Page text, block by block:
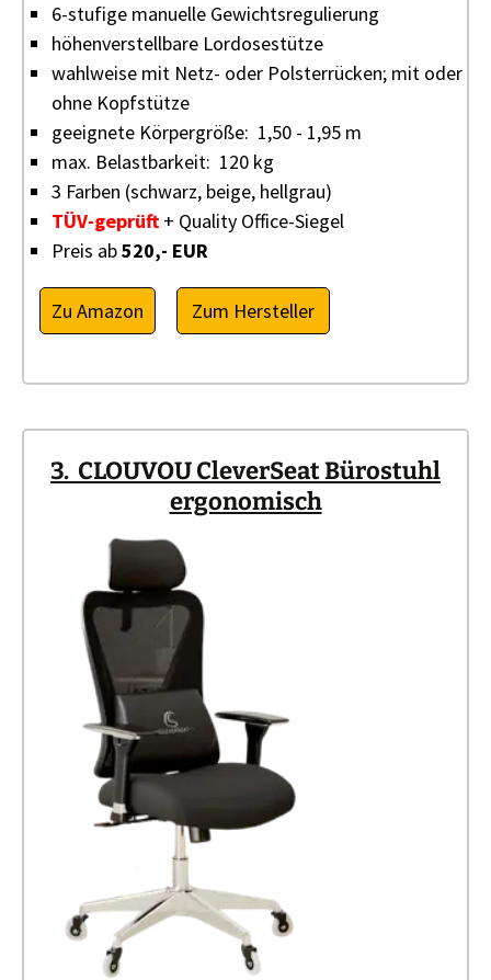
6-stufige manuelle Gewichtsregulierung
höhenverstellbare Lordosestütze
wahlweise mit Netz- oder Polsterrücken; mit oder
ohne Kopfstütze
geeignete Körpergröße: 1,50 - 1,95 m
max. Belastbarkeit: 120 kg
3 Farben (schwarz, beige, hellgrau)
TÜV-geprüft + Quality Office-Siegel
Preis ab520,- EUR
Zu Amazon Zum Hersteller
3. CLOUVOU CleverSeat Bürostuhl
ergonomisch